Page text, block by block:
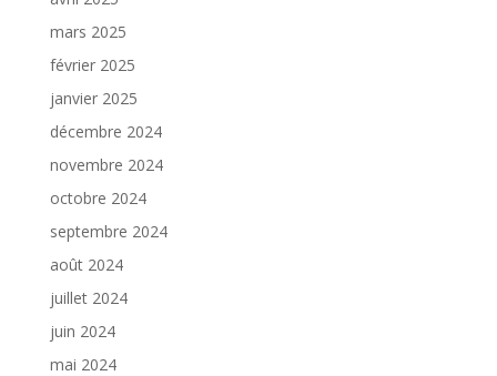
mars 2025
février 2025
janvier 2025
décembre 2024
novembre 2024
octobre 2024
septembre 2024
août 2024
juillet 2024
juin 2024
mai 2024